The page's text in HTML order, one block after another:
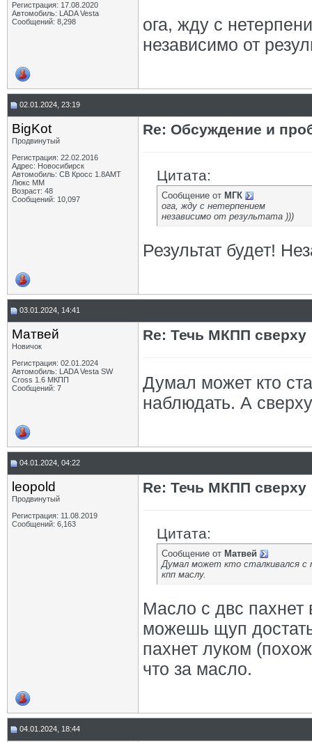
Регистрация: 17.08.2020
Автомобиль: LADA Vesta
Сообщений: 8,298
ога, жду с
независимо от
02.01.2024, 23:19
BigKot
Продвинутый
Регистрация: 22.02.2016
Адрес: Новосибирск
Автомобиль: СВ Кросс 1.8АМТ
Люкс ММ
Возраст: 48
Сообщений: 10,097
Re: Обсуждение и
Цитата:
Сообщение от МГК
ога, жду с нетерпением
независимо от результата )))
Результат будет!
03.01.2024, 14:41
Матвей
Новичок
Регистрация: 02.01.2024
Автомобиль: LADA Vesta SW
Cross 1.6 МКПП
Сообщений: 7
Re: Течь МКПП сверху
Думал может кто
наблюдать. А
04.01.2024, 04:22
leopold
Продвинутый
Регистрация: 11.08.2019
Сообщений: 6,163
Re: Течь МКПП сверху
Цитата:
Сообщение от Матвей
Думал может кто сталкивался с
кпп маслу.
Масло с двс
можешь щуп
пахнет луком
что за масло.
04.01.2024, 18:44